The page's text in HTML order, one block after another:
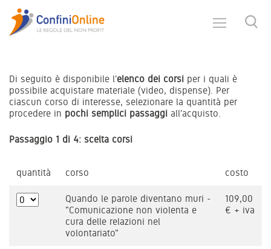
Di seguito è disponibile l'elenco dei corsi per i quali è
possibile acquistare materiale (video, dispense). Per
ciascun corso di interesse, selezionare la quantità per
procedere in pochi semplici passaggi all'acquisto.
Passaggio 1 di 4: scelta corsi
quantità corso costo
Quando le parole diventano muri -
"Comunicazione non violenta e
cura delle relazioni nel
volontariato"
109,00
€ + iva